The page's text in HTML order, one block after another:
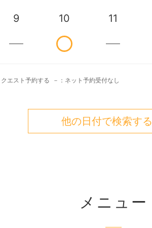
9 10 11
エスト予約する －：ネット予約受付なし
他の日付で検索する
メニュー